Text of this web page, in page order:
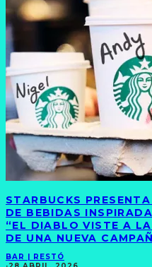
STARBUCKS
DE BEBIDAS
“EL DIABLO VISTE A
DE UNA NUEVA
BAR | RESTÓ